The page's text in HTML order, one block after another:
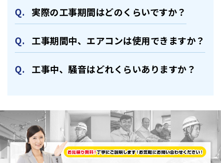
実際の⼯事期間はどのくらいですか？
⼯事期間中、エアコンは使⽤できますか？
⼯事中、騒⾳はどれくらいありますか？